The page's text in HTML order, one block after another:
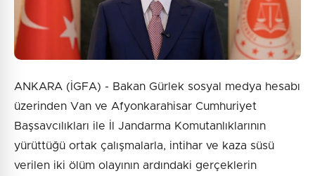
ANKARA (İGFA) - Bakan Gürlek sosyal medya hesabı
üzerinden Van ve Afyonkarahisar Cumhuriyet
Başsavcılıkları ile İl Jandarma Komutanlıklarının
yürüttüğü ortak çalışmalarla, intihar ve kaza süsü
verilen iki ölüm olayının ardındaki gerçeklerin